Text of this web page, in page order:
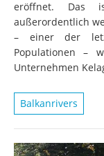
eröffnet. Das
außerordentlich
– einer der
Populationen –
Unternehmen
Balkanrivers